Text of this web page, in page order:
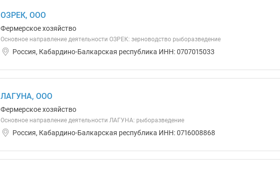
ОЗРЕК, ООО
Фермерское хозяйство
Основное направление деятельности ОЗРЕК: зерноводство рыборазведение
Россия, Кабардино-Балкарская республика ИНН: 0707015033
ЛАГУНА, ООО
Фермерское хозяйство
Основное направление деятельности ЛАГУНА: рыборазведение
Россия, Кабардино-Балкарская республика ИНН: 0716008868